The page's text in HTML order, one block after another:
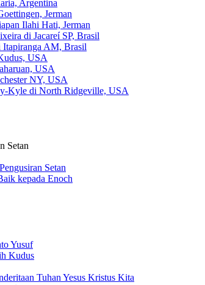
Argentina
Jerman
Ilahi Hati, Jerman
di Jacareí SP, Brasil
Itapiranga AM, Brasil
USA
USA
NY, USA
Kyle di North Ridgeville, USA
Setan
Setan
kepada Enoch
Yusuf
Kudus
Tuhan Yesus Kristus Kita